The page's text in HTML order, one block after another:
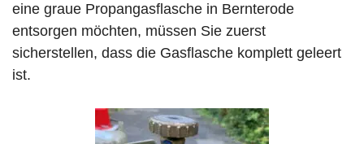
eine graue Propangasflasche in Bernterode
entsorgen möchten, müssen Sie zuerst
sicherstellen, dass die Gasflasche komplett geleert
ist.